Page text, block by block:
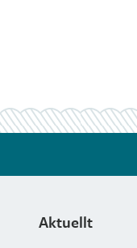
Aktuellt